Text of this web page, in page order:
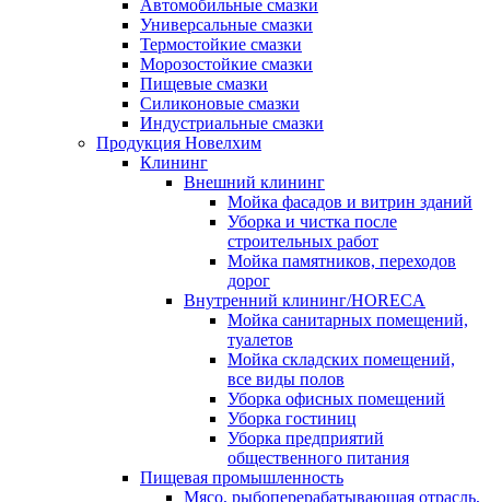
Автомобильные смазки
Универсальные смазки
Термостойкие смазки
Морозостойкие смазки
Пищевые смазки
Силиконовые смазки
Индустриальные смазки
Продукция Новелхим
Клининг
Внешний клининг
Мойка фасадов и витрин зданий
Уборка и чистка после
строительных работ
Мойка памятников, переходов
дорог
Внутренний клининг/HORECA
Мойка санитарных помещений,
туалетов
Мойка складских помещений,
все виды полов
Уборка офисных помещений
Уборка гостиниц
Уборка предприятий
общественного питания
Пищевая промышленность
Мясо, рыбоперерабатывающая отрасль,